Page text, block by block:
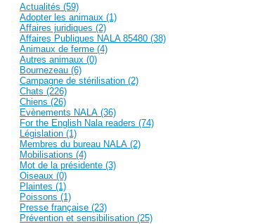
Actualités (59)
Adopter les animaux (1)
Affaires juridiques (2)
Affaires Publiques NALA 85480 (38)
Animaux de ferme (4)
Autres animaux (0)
Bournezeau (6)
Campagne de stérilisation (2)
Chats (226)
Chiens (26)
Evènements NALA (36)
For the English Nala readers (74)
Législation (1)
Membres du bureau NALA (2)
Mobilisations (4)
Mot de la présidente (3)
Oiseaux (0)
Plaintes (1)
Poissons (1)
Presse française (23)
Prévention et sensibilisation (25)